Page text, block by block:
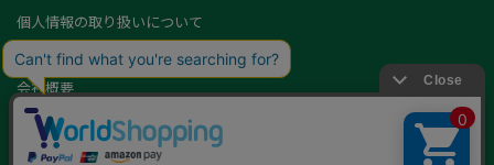
個人情報の取り扱いについて
特定商取引に基づく表記
会社概要
カード会員（情報変更/ポイント照会）
お問い合わせ